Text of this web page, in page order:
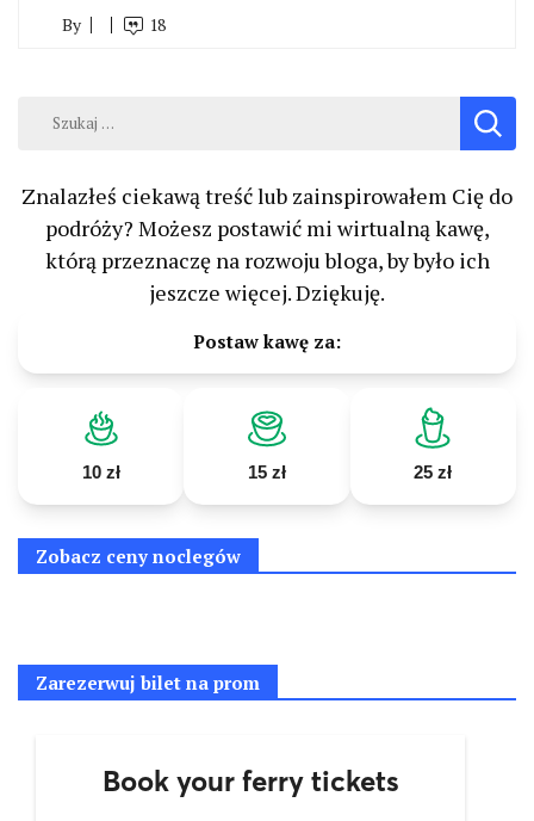
By 18
Szukaj:
Znalazłeś ciekawą treść lub zainspirowałem Cię do
podróży? Możesz postawić mi wirtualną kawę,
którą przeznaczę na rozwoju bloga, by było ich
jeszcze więcej. Dziękuję.
Postaw kawę za:
10 zł 15 zł 25 zł
Zobacz ceny noclegów
Zarezerwuj bilet na prom